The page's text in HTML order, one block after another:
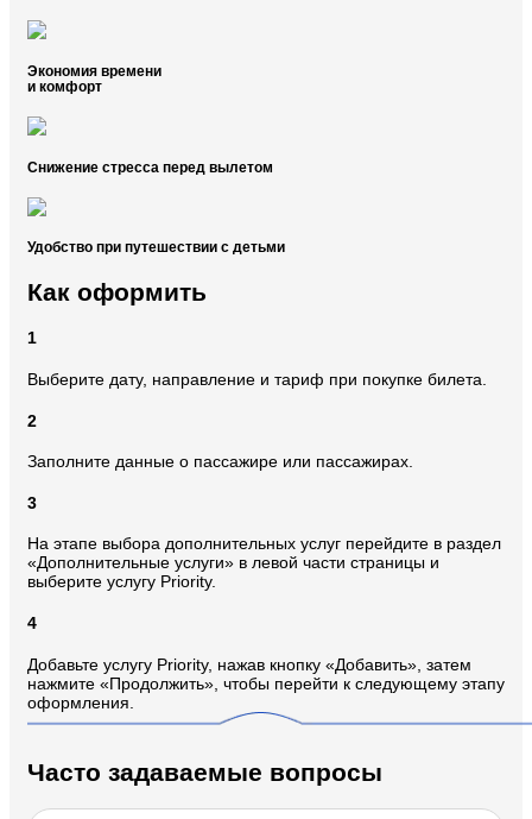
Экономия времени
и комфорт
Снижение стресса перед вылетом
Удобство при путешествии с детьми
Как оформить
1
Выберите дату, направление и тариф при покупке билета.
2
Заполните данные о пассажире или пассажирах.
3
На этапе выбора дополнительных услуг перейдите в раздел
«Дополнительные услуги» в левой части страницы и
выберите услугу Priority.
4
Добавьте услугу Priority, нажав кнопку «Добавить», затем
нажмите «Продолжить», чтобы перейти к следующему этапу
оформления.
Часто задаваемые вопросы